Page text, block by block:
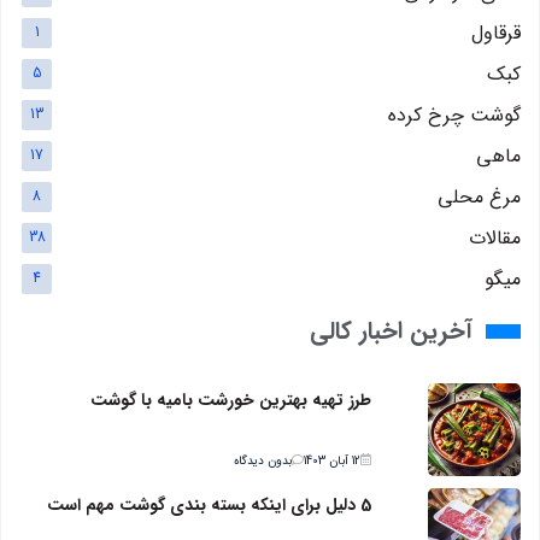
قرقاول 1
کبک 5
گوشت چرخ کرده 13
ماهی 17
مرغ محلی 8
مقالات 38
میگو 4
آخرین اخبار کالی
طرز تهیه بهترین خورشت بامیه با گوشت
12 آبان 1403 بدون دیدگاه
5 دلیل برای اینکه بسته بندی گوشت مهم است